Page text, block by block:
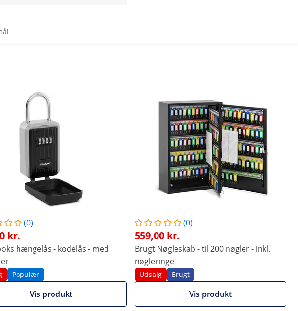
(0)
kr.
hængelås - kodelås - med
Populær
Vis produkt
(0)
559,00 kr.
Brugt Nøgleskab - til 200 nøgler - inkl.
nøgleringe
Udsalg Brugt
Vis produkt